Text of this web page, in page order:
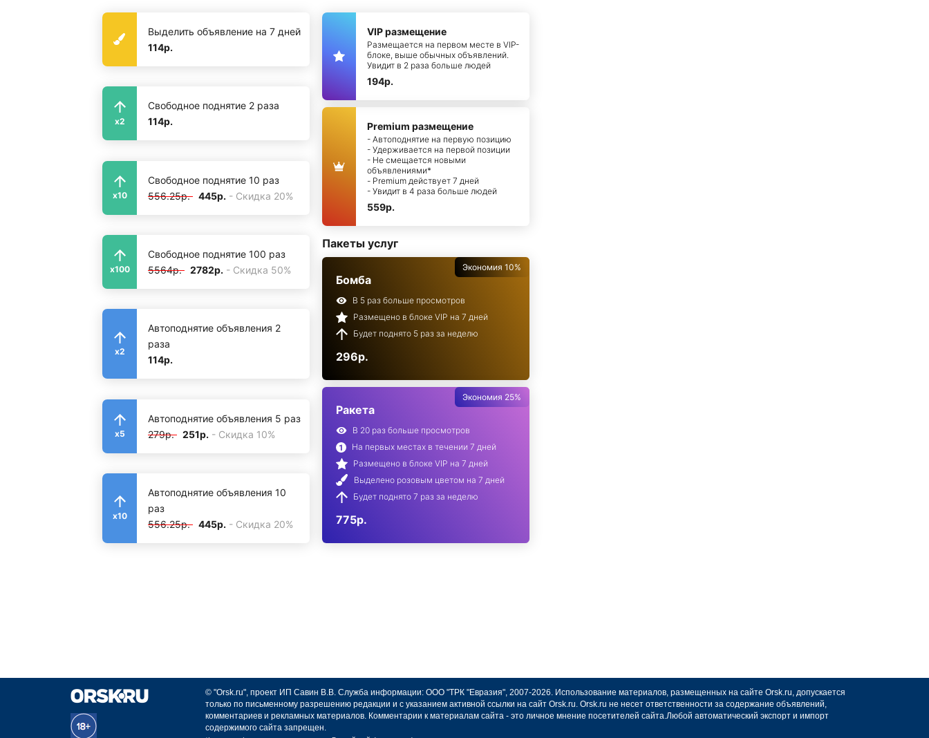
Выделить объявление на 7 дней
114р.
x2
Свободное поднятие 2 раза
114р.
x10
Свободное поднятие 10 раз
556.25р. 445р. - Скидка 20%
x100
Свободное поднятие 100 раз
5564р. 2782р. - Скидка 50%
x2
Автоподнятие объявления 2
раза
114р.
x5
Автоподнятие объявления 5 раз
279р. 251р. - Скидка 10%
x10
Автоподнятие объявления 10
раз
556.25р. 445р. - Скидка 20%
VIP размещение
Размещается на первом месте в VIP-
блоке, выше обычных объявлений.
Увидит в 2 раза больше людей
194р.
Premium размещение
- Автоподнятие на первую позицию
- Удерживается на первой позиции
- Не смещается новыми
объявлениями*
- Premium действует 7 дней
- Увидит в 4 раза больше людей
559р.
Пакеты услуг
Экономия 10%
Бомба
В 5 раз больше просмотров
Размещено в блоке VIP на 7 дней
Будет поднято 5 раз за неделю
296р.
Экономия 25%
Ракета
В 20 раз больше просмотров
На первых местах в течении 7 дней
Размещено в блоке VIP на 7 дней
Выделено розовым цветом на 7 дней
Будет поднято 7 раз за неделю
775р.
© "Orsk.ru", проект ИП Савин В.В. Служба информации: ООО "ТРК "Евразия", 2007-2026. Использование материалов, размещенных на сайте Orsk.ru, допускается
только по письменному разрешению редакции и с указанием активной ссылки на сайт Orsk.ru. Orsk.ru не несет ответственности за содержание объявлений,
комментариев и рекламных материалов. Комментарии к материалам сайта - это личное мнение посетителей сайта.Любой автоматический экспорт и импорт
содержимого сайта запрещен.